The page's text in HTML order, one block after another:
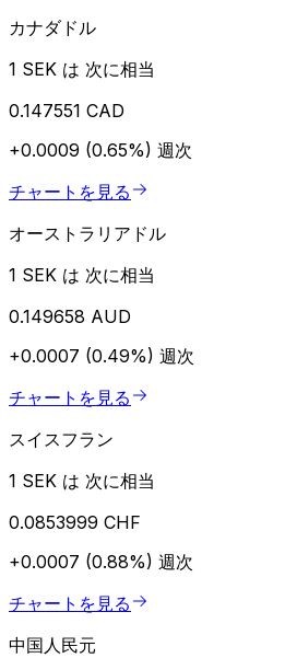
カナダドル
1 SEK は 次に相当
0.147551 CAD
+0.0009 (0.65%) 週次
チャートを見る
オーストラリアドル
1 SEK は 次に相当
0.149658 AUD
+0.0007 (0.49%) 週次
チャートを見る
スイスフラン
1 SEK は 次に相当
0.0853999 CHF
+0.0007 (0.88%) 週次
チャートを見る
中国人民元